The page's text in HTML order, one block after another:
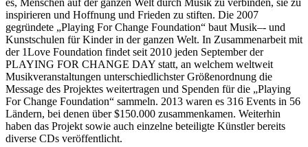
es, Menschen auf der ganzen Welt durch Musik zu verbinden, sie zu
inspirieren und Hoffnung und Frieden zu stiften. Die 2007
gegründete „Playing For Change Foundation“ baut Musik–‐ und
Kunstschulen für Kinder in der ganzen Welt. In Zusammenarbeit mit
der 1Love Foundation findet seit 2010 jeden September der
PLAYING FOR CHANGE DAY statt, an welchem weltweit
Musikveranstaltungen unterschiedlichster Größenordnung die
Message des Projektes weitertragen und Spenden für die „Playing
For Change Foundation“ sammeln. 2013 waren es 316 Events in 56
Ländern, bei denen über $150.000 zusammenkamen. Weiterhin
haben das Projekt sowie auch einzelne beteiligte Künstler bereits
diverse CDs veröffentlicht.